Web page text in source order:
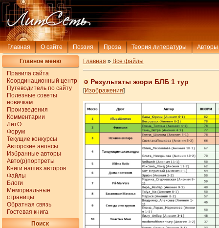
Главная О сайте Поэзия Проза Теория литературы Авторы
Главное меню
Правила сайта
Координационный центр
Путеводитель по сайту
Полезные советы
новичкам
Произведения
Комментарии
ЛитО
Форум
Текущие конкурсы
Авторские анонсы
Избранные авторы
Авто(р)портреты
Книги наших авторов
Файлы
Блоги
Мемориальные
страницы
Обратная связь
Гостевая книга
Поиск
Главная » Все файлы
Результаты жюри БЛБ 1 тур
[Изображения]